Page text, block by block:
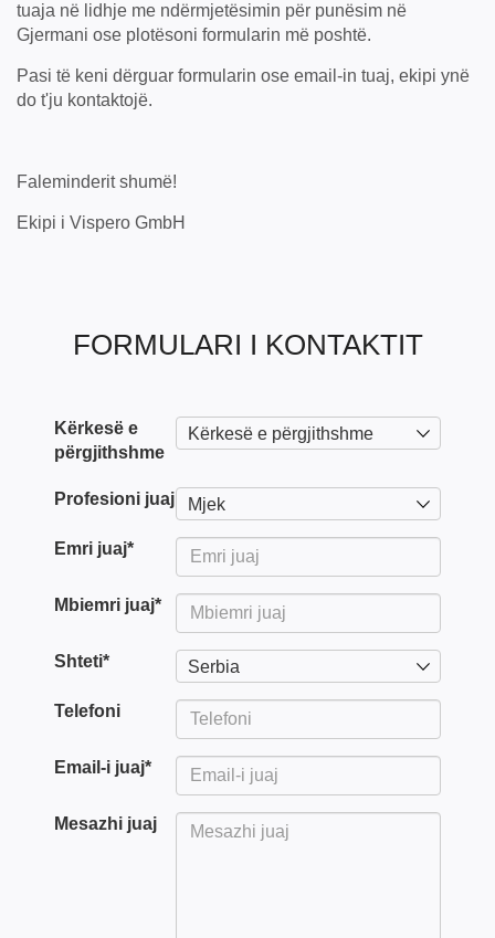
tuaja në lidhje me ndërmjetësimin për punësim në
Gjermani ose plotësoni formularin më poshtë.
Pasi të keni dërguar formularin ose email-in tuaj, ekipi ynë
do t'ju kontaktojë.
Faleminderit shumë!
Ekipi i Vispero GmbH
FORMULARI I KONTAKTIT
Kërkesë e
përgjithshme
Kërkesë e përgjithshme
Profesioni juaj Mjek
Emri juaj*
Mbiemri juaj*
Shteti* Serbia
Telefoni
Email-i juaj*
Mesazhi juaj